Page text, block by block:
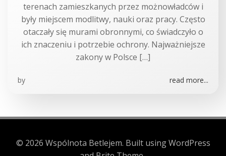
terenach zamieszkanych przez możnowładców i
były miejscem modlitwy, nauki oraz pracy. Często
otaczały się murami obronnymi, co świadczyło o
ich znaczeniu i potrzebie ochrony. Najważniejsze
zakony w Polsce […]
by read more...
© 2026 Wspólnota Betlejem. Built using WordPress